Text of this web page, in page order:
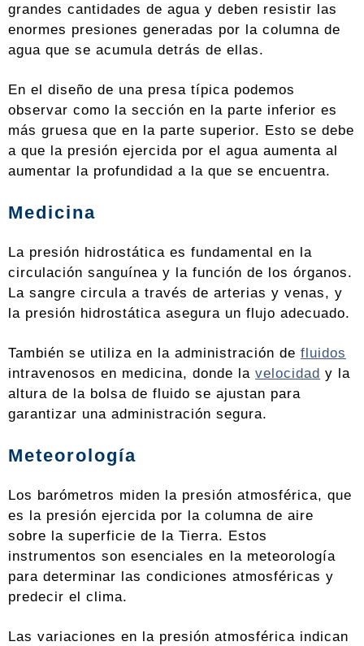
grandes cantidades de agua y deben resistir las
enormes presiones generadas por la columna de
agua que se acumula detrás de ellas.
En el diseño de una presa típica podemos
observar como la sección en la parte inferior es
más gruesa que en la parte superior. Esto se debe
a que la presión ejercida por el agua aumenta al
aumentar la profundidad a la que se encuentra.
Medicina
La presión hidrostática es fundamental en la
circulación sanguínea y la función de los órganos.
La sangre circula a través de arterias y venas, y
la presión hidrostática asegura un flujo adecuado.
También se utiliza en la administración de fluidos
intravenosos en medicina, donde la velocidad y la
altura de la bolsa de fluido se ajustan para
garantizar una administración segura.
Meteorología
Los barómetros miden la presión atmosférica, que
es la presión ejercida por la columna de aire
sobre la superficie de la Tierra. Estos
instrumentos son esenciales en la meteorología
para determinar las condiciones atmosféricas y
predecir el clima.
Las variaciones en la presión atmosférica indican